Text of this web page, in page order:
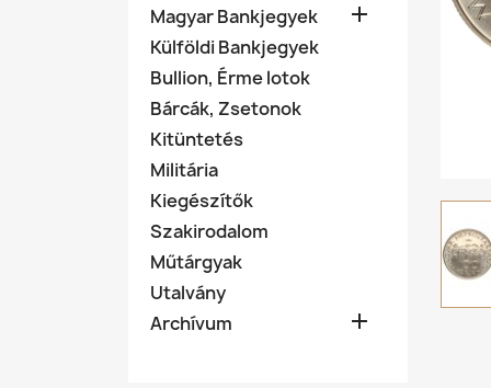
Magyar Bankjegyek

Külföldi Bankjegyek
Bullion, Érme lotok
Bárcák, Zsetonok
Kitüntetés
Militária
Kiegészítők
Szakirodalom
Műtárgyak
Utalvány
Archívum
